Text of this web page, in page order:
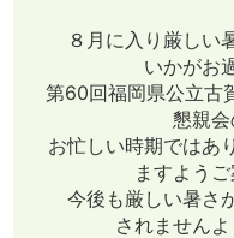
８月に入り厳しい
いかがお
第60回福岡県公立古
懇親会
お忙しい時期ではあ
ますよう
今後も厳しい暑さ
されませんよ